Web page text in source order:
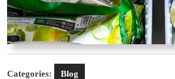
Categories: Blog